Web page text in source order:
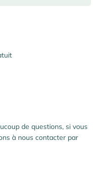
de questions, si vous
à nous contacter par